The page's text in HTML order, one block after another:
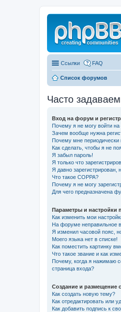
Ссылки FAQ
Список форумов
Часто
Вход на форум и
Почему я не могу войти
Зачем вообще нужна
Почему мне периодически
Как сделать, чтобы я не
Я забыл пароль!
Я только что
Я давно зарегистрирован,
Что такое COPPA?
Почему я не могу
Для чего предназначена
Параметры и настройки
Как изменить мои
На форуме неправильное
Я изменил часовой пояс,
Моего языка нет в списке!
Как поместить картинку
Что такое звание и как
Почему, когда я нажимаю
страница входа?
Создание и размещение
Как создать новую тему?
Как отредактировать или
Как добавить подпись к